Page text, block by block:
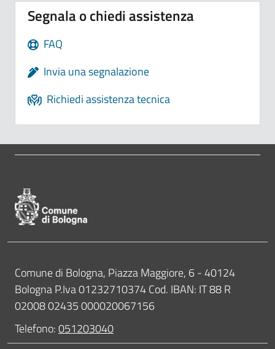
Segnala o chiedi assistenza
FAQ
Invia una segnalazione
Richiedi assistenza tecnica
Contatti
Comune di Bologna, Piazza Maggiore, 6 - 40124
Bologna P.Iva 01232710374 Cod. IBAN: IT 88 R
02008 02435 000020067156
Telefono:051203040